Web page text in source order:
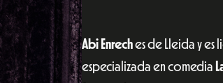
Abi Enreches de Lleida y es
especializada en comedia